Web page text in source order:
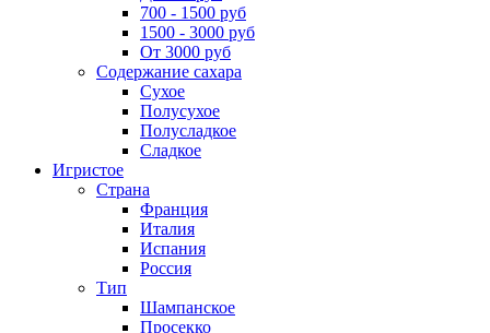
700 - 1500 руб
1500 - 3000 руб
От 3000 руб
Содержание сахара
Сухое
Полусухое
Полусладкое
Сладкое
Игристое
Страна
Франция
Италия
Испания
Россия
Тип
Шампанское
Просекко